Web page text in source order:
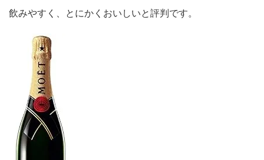
飲みやすく、とにかくおいしいと評判です。